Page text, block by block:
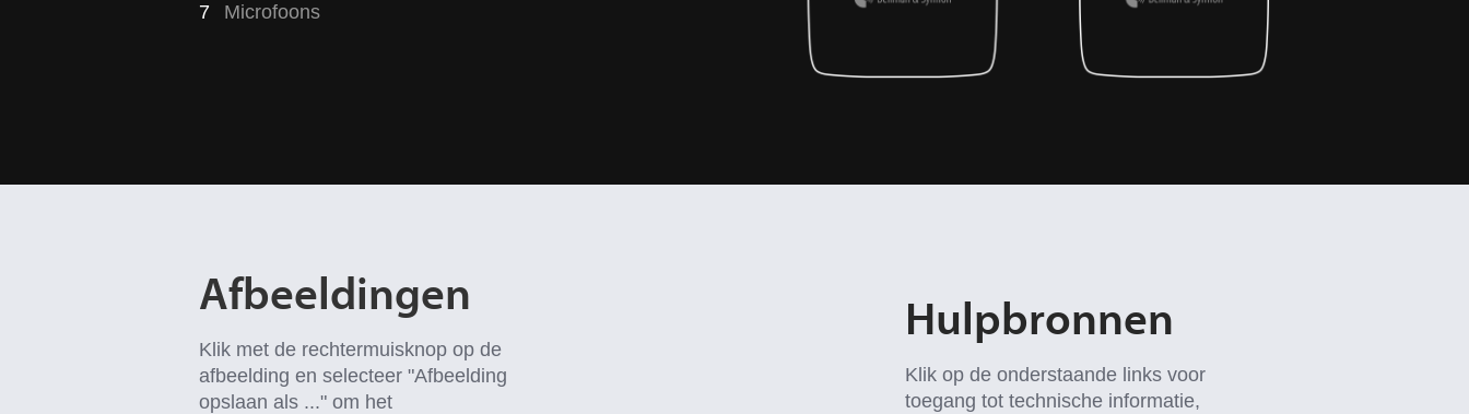
7
Microfoons
Afbeeldingen
Klik met de rechtermuisknop op de
afbeelding en selecteer "Afbeelding
opslaan als ..." om het
Hulpbronnen
Klik op de onderstaande links voor
toegang tot technische informatie,